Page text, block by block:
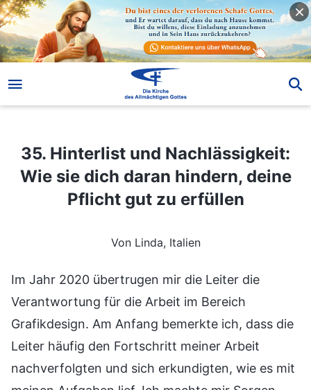
35. Hinterlist und Nachlässigkeit:
Wie sie dich daran hindern, deine
Pflicht gut zu erfüllen
Von Linda, Italien
Im Jahr 2020 übertrugen mir die Leiter die
Verantwortung für die Arbeit im Bereich
Grafikdesign. Am Anfang bemerkte ich, dass die
Leiter häufig den Fortschritt meiner Arbeit
nachverfolgten und sich erkundigten, wie es mit